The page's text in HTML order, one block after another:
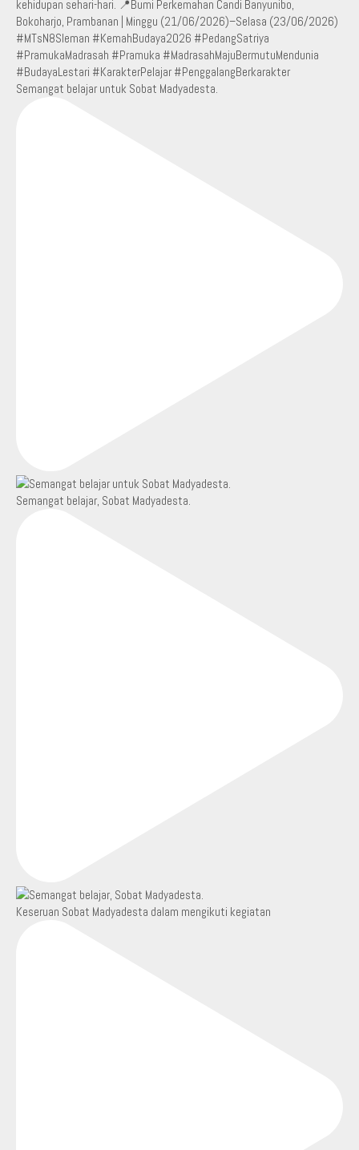
Semangat belajar untuk Sobat Madyadesta.
Semangat belajar, Sobat Madyadesta.
Keseruan Sobat Madyadesta dalam mengikuti kegiatan